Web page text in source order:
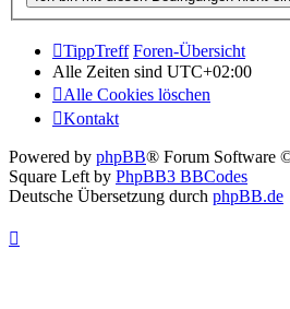
TippTreff Foren-Übersicht
Alle Zeiten sind UTC+02:00
Alle Cookies löschen
Kontakt
Powered by phpBB® Forum Software
Square Left by PhpBB3 BBCodes
Deutsche Übersetzung durch phpBB.de